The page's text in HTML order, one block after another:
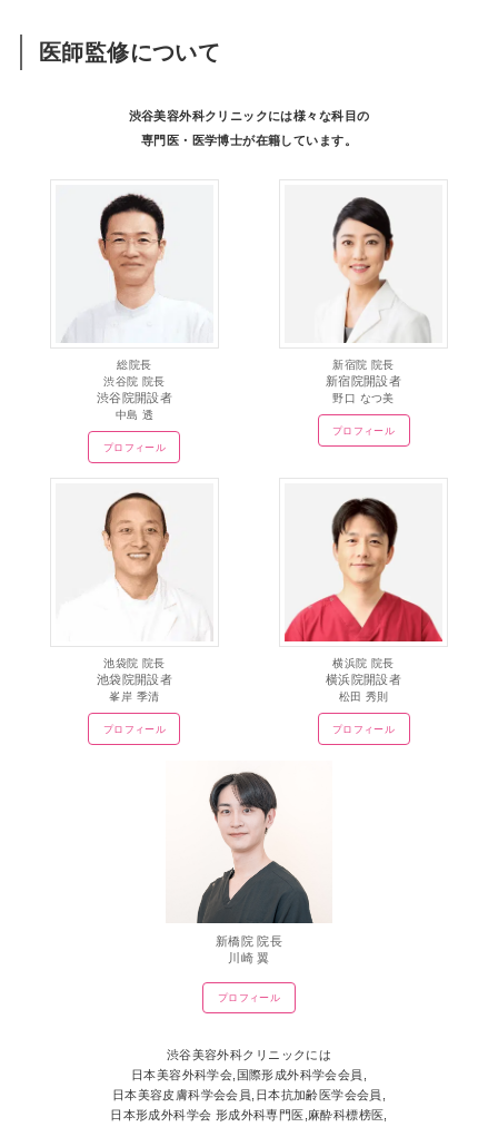
医師監修について
渋谷美容外科クリニックには様々な科目の
専門医・医学博士が在籍しています。
総院長
渋谷院 院長
渋谷院開設者
中島 透
プロフィール
新宿院 院長
新宿院開設者
野口 なつ美
プロフィール
池袋院 院長
池袋院開設者
峯岸 季清
プロフィール
横浜院 院長
横浜院開設者
松田 秀則
プロフィール
新橋院 院長
川崎 翼
プロフィール
渋谷美容外科クリニックには
日本美容外科学会,国際形成外科学会会員,
日本美容皮膚科学会会員,日本抗加齢医学会会員,
日本形成外科学会 形成外科専門医,麻酔科標榜医,